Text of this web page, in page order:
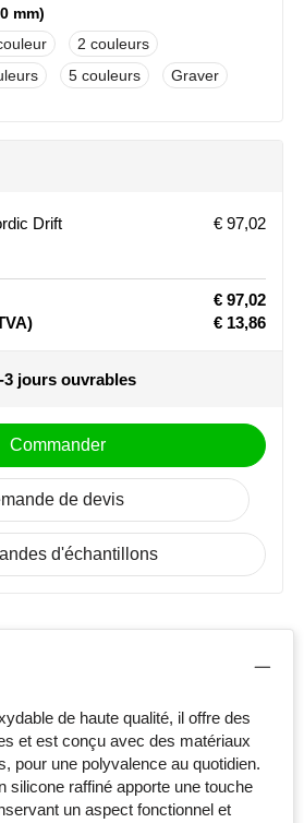
mm)
2
5 Graver
Drift
€ 97,02
€ 97,02
€ 13,86
3 jours ouvrables
Commander
de devis
d'échantillons
de haute qualité, il offre des
et est conçu avec des matériaux
pour une polyvalence au quotidien.
silicone raffiné apporte une touche
un aspect fonctionnel et